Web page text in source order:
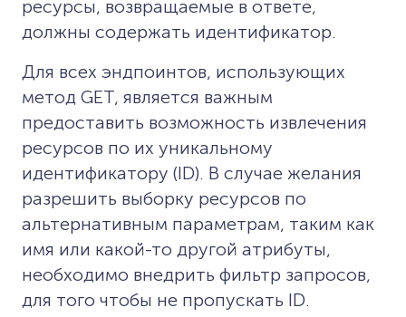
ресурсы, возвращаемые в ответе,
должны содержать идентификатор.
Для всех эндпоинтов, использующих
метод GET, является важным
предоставить возможность извлечения
ресурсов по их уникальному
идентификатору (ID). В случае желания
разрешить выборку ресурсов по
альтернативным параметрам, таким как
имя или какой-то другой атрибуты,
необходимо внедрить фильтр запросов,
для того чтобы не пропускать ID.